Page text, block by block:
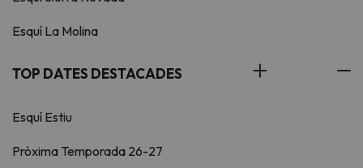
Esquí La Molina
TOP DATES DESTACADES
Esquí Estiu
Pròxima Temporada 26-27